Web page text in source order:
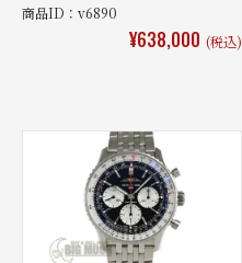
商品ID：v6890
¥638,000 (税込)